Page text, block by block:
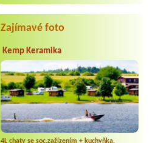
Zajímavé foto
Kemp Keramika
4L chaty se soc.zažízením + kuchyňka,